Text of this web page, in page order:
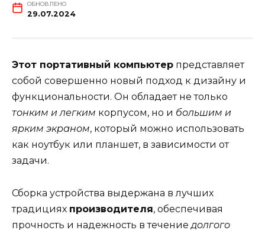
ОБНОВЛЕНО
29.07.2024
Этот портативный компьютер представляет
собой совершенно новый подход к дизайну и
функциональности. Он обладает не только
тонким и легким корпусом, но и большим и
ярким экраном, который можно использовать
как ноутбук или планшет, в зависимости от
задачи.
Сборка устройства выдержана в лучших
традициях производителя, обеспечивая
прочность и надежность в течение долгого